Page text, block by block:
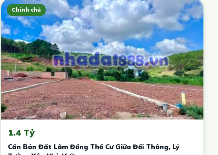
Chính chủ
1.4 Tỷ
Cần Bán Đất Lâm Đồng Thổ Cư Giữa Đồi Thông, Lý